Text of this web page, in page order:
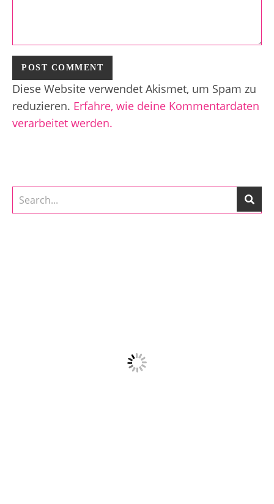
Diese Website verwendet Akismet, um Spam zu
reduzieren. Erfahre, wie deine Kommentardaten
verarbeitet werden.